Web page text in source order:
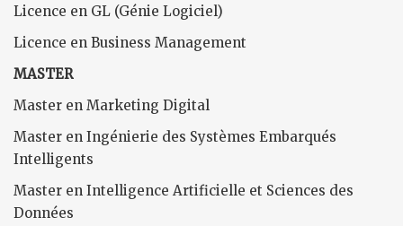
Licence en GL (Génie Logiciel)
Licence en Business Management
MASTER
Master en Marketing Digital
Master en Ingénierie des Systèmes Embarqués
Intelligents
Master en Intelligence Artificielle et Sciences des
Données